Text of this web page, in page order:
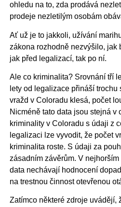
ohledu na to, zda prodává
prodeje nezletilým osobám
Ať už je to jakkoli, užívání
zákona rozhodně nezvýšilo, jak
jak před legalizací, tak po ní.
Ale co kriminalita? Srovnání tří
lety od legalizace přináší trochu
vražd v Coloradu klesá, počet
Nicméně tato data jsou stejná v
kriminality v Coloradu s údaji z
legalizaci lze vyvodit, že počet
kriminalita roste. S údaji za
zásadním závěrům. V
data nechávají hodnocení
na trestnou činnost otevřenou
Zatímco některé zdroje uvádějí,